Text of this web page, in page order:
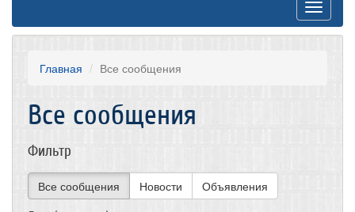
Toggle
Главная Все сообщения
Все сообщения
Фильтр
Все сообщения Новости Объявления